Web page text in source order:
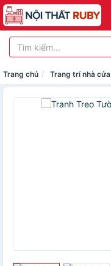
Trang chủ Trang trí nhà cửa